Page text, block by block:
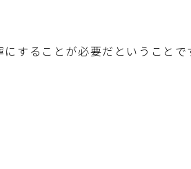
することが必要だということで